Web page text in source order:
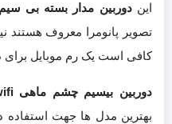
ایندوربین مدار بسته بی سیم
کافی است یک رم موبایل برای
دوربین بیسیم چشم ماهی wifi
بهترین مدل ها جهت